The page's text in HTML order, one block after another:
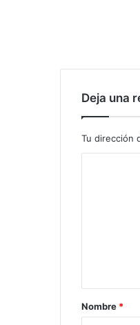
Deja una
Tu dirección
Nombre *